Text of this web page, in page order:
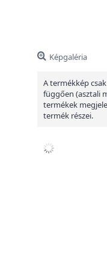
Képgaléria
A termékkép
függően (asztali
termékek
termék részei.